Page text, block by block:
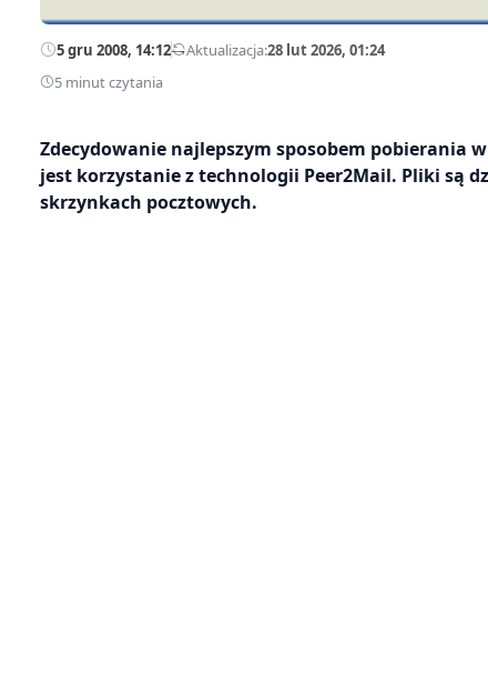
5 gru 2008, 14:12—Aktualizacja:28 lut 2026, 01:24
5 minut czytania
Zdecydowanie najlepszym sposobem pobierania
jest korzystanie z technologii Peer2Mail. Pliki są
skrzynkach pocztowych.